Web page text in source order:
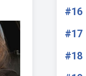
#16
#17
#18